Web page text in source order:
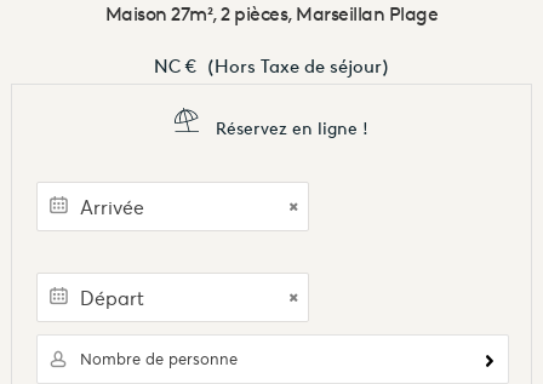
Maison 27m², 2 pièces, Marseillan Plage
NC € (Hors Taxe de séjour)
Réservez en ligne !
Nombre de personne